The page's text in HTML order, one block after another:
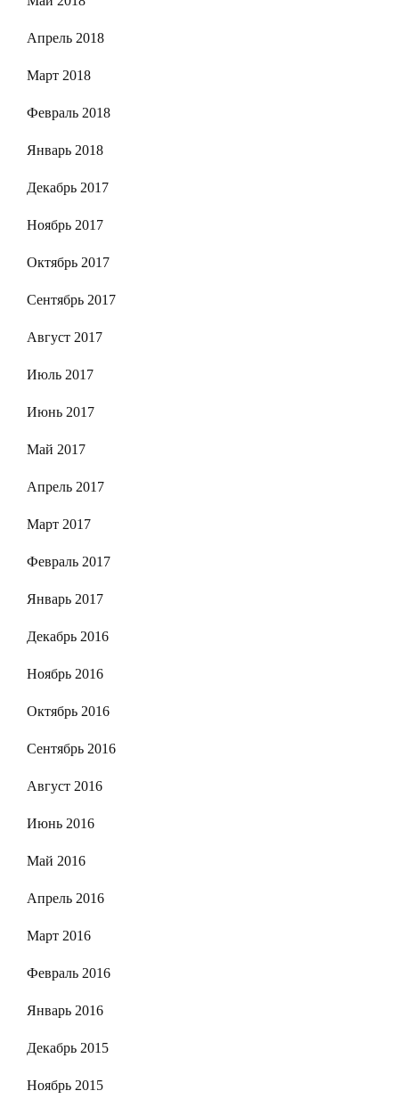
Апрель 2018
Март 2018
Февраль 2018
Январь 2018
Декабрь 2017
Ноябрь 2017
Октябрь 2017
Сентябрь 2017
Август 2017
Июль 2017
Июнь 2017
Май 2017
Апрель 2017
Март 2017
Февраль 2017
Январь 2017
Декабрь 2016
Ноябрь 2016
Октябрь 2016
Сентябрь 2016
Август 2016
Июнь 2016
Май 2016
Апрель 2016
Март 2016
Февраль 2016
Январь 2016
Декабрь 2015
Ноябрь 2015